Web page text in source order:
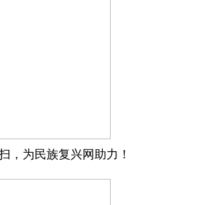
，为民族复兴网助力！